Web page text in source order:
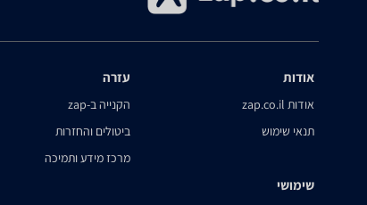
אודות
אודות zap.co.il
תנאי שימוש
שימושי
עזרה
הקנייה ב-zap
ביטולים והחזרות
מרכז מידע ותמיכה